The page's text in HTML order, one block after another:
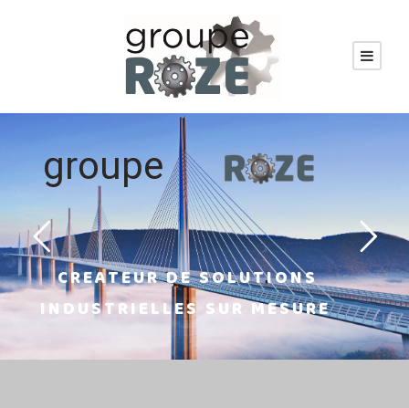
groupe
CREATEUR DE SOLUTIONS
INDUSTRIELLES SUR MESURE